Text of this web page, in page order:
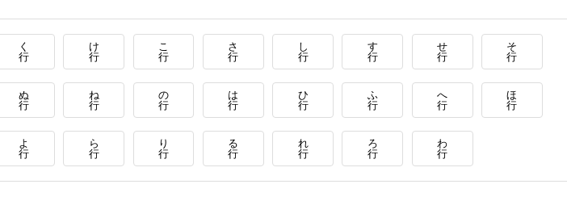
く
行
け
行
こ
行
さ
行
し
行
す
行
せ
行
そ
行
ぬ
行
ね
行
の
行
は
行
ひ
行
ふ
行
へ
行
ほ
行
よ
行
ら
行
り
行
る
行
れ
行
ろ
行
わ
行